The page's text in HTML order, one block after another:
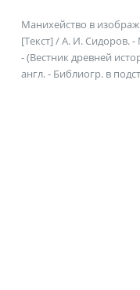
Манихейство в
[Текст] / А. И. Сидоров. -
- (Вестник древней
англ. - Библиогр. в